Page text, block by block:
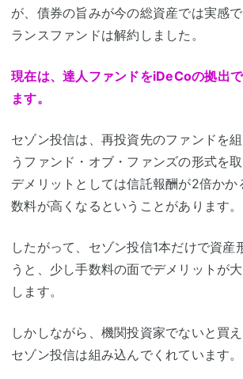
が、債券の旨みが今の総資産では実感
ランスファンドは解約しました。
現在は、達人ファンドをiDeCoの拠出
ます。
セゾン投信は、再投資先のファンドを
うファンド・オブ・ファンズの形式を取
デメリットとしては信託報酬が2倍かか
数料が高くなるということがあります。
したがって、セゾン投信1本だけで資産
うと、少し手数料の面でデメリットが
します。
しかしながら、機関投資家でないと買
セゾン投信は組み込んでくれています。